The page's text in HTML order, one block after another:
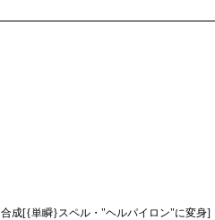
合成[{単瞬}スペル・"ヘルパイロン"に変身]